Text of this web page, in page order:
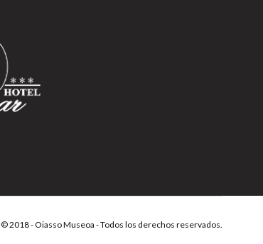
© 2018 - Oiasso Museoa - Todos los derechos reservados.